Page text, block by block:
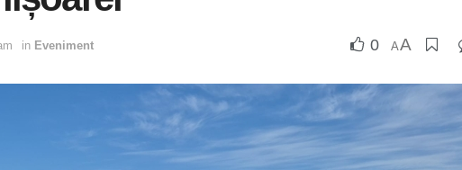
in Eveniment 0 AA